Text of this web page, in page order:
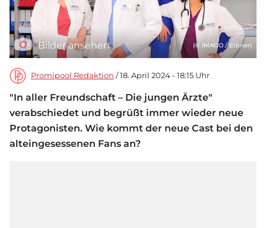
Bilder ansehen (© IMAGO / Eibner)
Promipool Redaktion / 18. April 2024 - 18:15 Uhr
"In aller Freundschaft – Die jungen Ärzte"
verabschiedet und begrüßt immer wieder neue
Protagonisten. Wie kommt der neue Cast bei den
alteingesessenen Fans an?